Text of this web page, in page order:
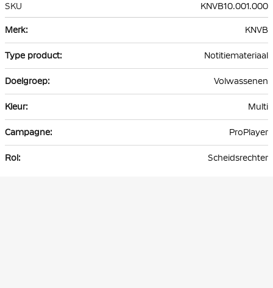
SKU
KNVB10.001.000
informatie
KNVB
Notitiemateriaal
Volwassenen
Multi
ProPlayer
Scheidsrechter